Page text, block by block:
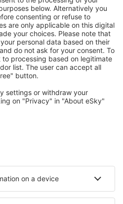
speciale pentru utilizatorii
de opţiuni: hoteluri, cabane,
de către utilizatorii eSky
în Amelie-les-Bains-Palalda